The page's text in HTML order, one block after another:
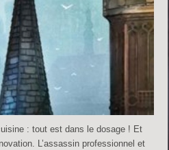
: tout est dans le dosage ! Et
L’assassin professionnel et